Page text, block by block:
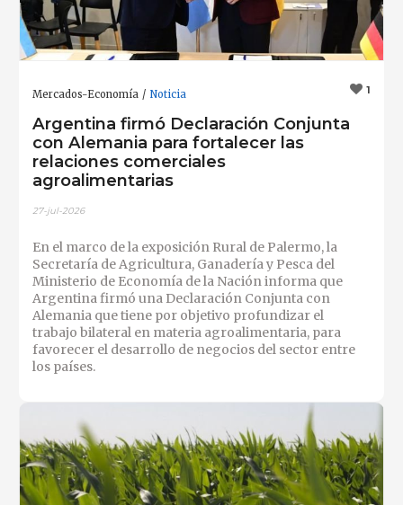
1
Mercados-Economía Noticia
Argentina firmó Declaración Conjunta
con Alemania para fortalecer las
relaciones comerciales
agroalimentarias
27-jul-2026
En el marco de la exposición Rural de Palermo, la
Secretaría de Agricultura, Ganadería y Pesca del
Ministerio de Economía de la Nación informa que
Argentina firmó una Declaración Conjunta con
Alemania que tiene por objetivo profundizar el
trabajo bilateral en materia agroalimentaria, para
favorecer el desarrollo de negocios del sector entre
los países.